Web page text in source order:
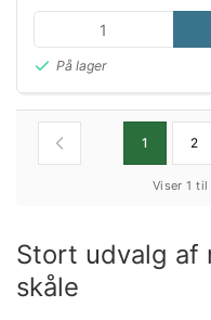
På lager
1 2
Viser 1
Stort udvalg af
skåle